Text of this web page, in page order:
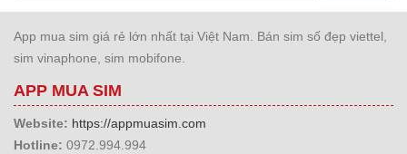
App mua sim giá rẻ lớn nhất tại Việt Nam. Bán sim số đẹp viettel,
sim vinaphone, sim mobifone.
APP MUA SIM
Website: https://appmuasim.com
Hotline: 0972.994.994